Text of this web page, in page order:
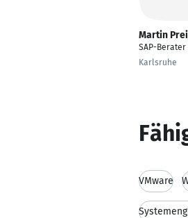
Martin
SAP-Berater
Karlsruhe
VMware